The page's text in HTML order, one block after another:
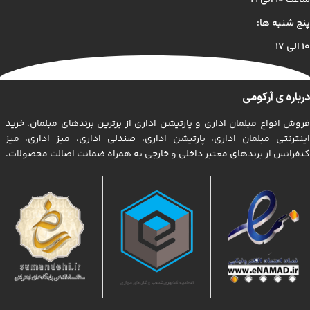
پنج شنبه ها:
۱۰ الی ۱۷
درباره ی آرکومی
فروش انواع مبلمان اداری و پارتیشن اداری از برترین برندهای مبلمان. خرید
اینترنتی مبلمان اداری، پارتیشن اداری، صندلی اداری، میز اداری، میز
کنفرانس از برندهای معتبر داخلی و خارجی به همراه ضمانت اصالت محصولات.